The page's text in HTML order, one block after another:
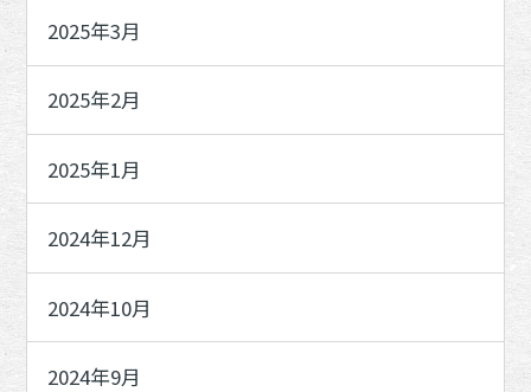
2025年3月
2025年2月
2025年1月
2024年12月
2024年10月
2024年9月